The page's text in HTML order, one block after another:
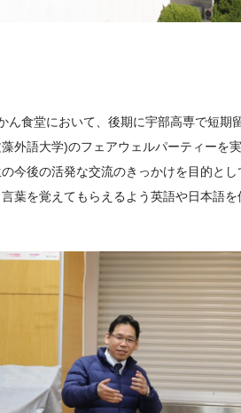
ん食堂において、後期に宇部高専で短期
外語大学)のフェアウェルパーティーを実
今後の活発な交流のきっかけを目的と
葉を覚えてもらえるよう英語や日本語